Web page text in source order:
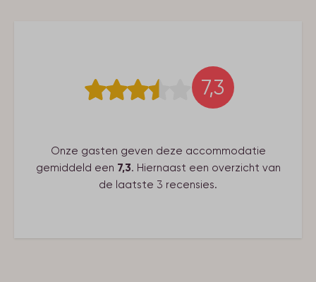
Gezelschap
Huisdier toegestaan
7,3
Onze gasten geven deze accommodatie
gemiddeld een 7,3. Hiernaast een overzicht van
de laatste 3 recensies.